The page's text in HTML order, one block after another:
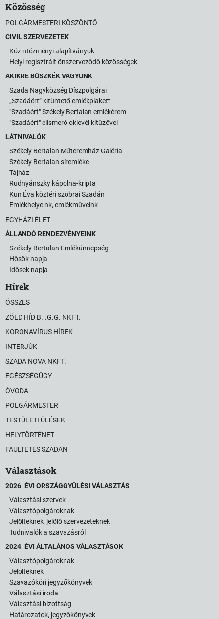
Közösség
POLGÁRMESTERI KÖSZÖNTŐ
CIVIL SZERVEZETEK
Közintézményi alapítványok
Helyi regisztrált önszerveződő közösségek
AKIKRE BÜSZKÉK VAGYUNK
Szada Nagyközség Díszpolgárai
„Szadáért” kitüntető emlékplakett
"Szadáért" Székely Bertalan emlékérem
"Szadáért" elismerő oklevél kitűzővel
LÁTNIVALÓK
Székely Bertalan Műteremház Galéria
Székely Bertalan síremléke
Tájház
Rudnyánszky kápolna-kripta
Kun Éva köztéri szobrai Szadán
Emlékhelyeink, emlékműveink
EGYHÁZI ÉLET
ÁLLANDÓ RENDEZVÉNYEINK
Székely Bertalan Emlékünnepség
Hősök napja
Idősek napja
Hírek
ÖSSZES
ZÖLD HÍD B.I.G.G. NKFT.
KORONAVÍRUS HÍREK
INTERJÚK
SZADA NOVA NKFT.
EGÉSZSÉGÜGY
ÓVODA
POLGÁRMESTER
TESTÜLETI ÜLÉSEK
HELYTÖRTÉNET
FAÜLTETÉS SZADÁN
Választások
2026. ÉVI ORSZÁGGYŰLÉSI VÁLASZTÁS
Választási szervek
Választópolgároknak
Jelölteknek, jelölő szervezeteknek
Tudnivalók a szavazásról
2024. ÉVI ÁLTALÁNOS VÁLASZTÁSOK
Választópolgároknak
Jelölteknek
Szavazóköri jegyzőkönyvek
Választási iroda
Választási bizottság
Határozatok, jegyzőkönyvek